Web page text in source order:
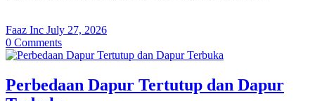
Faaz Inc July 27, 2026
0 Comments
Perbedaan Dapur Tertutup dan Dapur